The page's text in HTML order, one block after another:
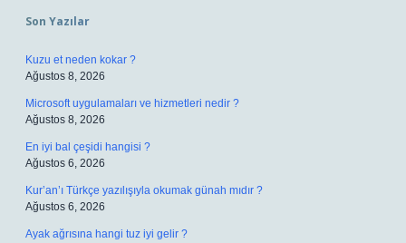
Son Yazılar
Kuzu et neden kokar ?
Ağustos 8, 2026
Microsoft uygulamaları ve hizmetleri nedir ?
Ağustos 8, 2026
En iyi bal çeşidi hangisi ?
Ağustos 6, 2026
Kur’an’ı Türkçe yazılışıyla okumak günah mıdır ?
Ağustos 6, 2026
Ayak ağrısına hangi tuz iyi gelir ?